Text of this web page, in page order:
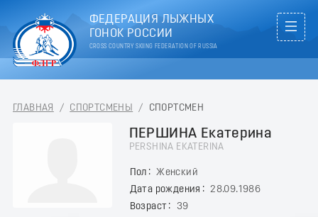
ФЕДЕРАЦИЯ ЛЫЖНЫХ
ГОНОК РОССИИ
CROSS COUNTRY SKIING FEDERATION OF RUSSIA
ГЛАВНАЯ / СПОРТСМЕНЫ / СПОРТСМЕН
ПЕРШИНА Екатерина
PERSHINA EKATERINA
Пол
Женский
Дата рождения
28.09.1986
Возраст
39